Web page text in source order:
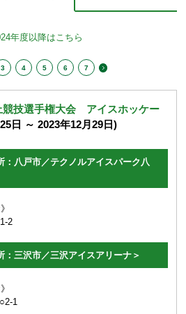
年度以降はこちら
3 4 5 6 7
競技選手権大会 アイスホッケー
日 ～ 2023年12月29日)
八戸市／テクノルアイスパーク八
2
三沢市／三沢アイスアリーナ＞
1